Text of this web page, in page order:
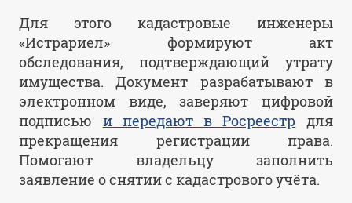
Для этого кадастровые инженеры
«Истрариел» формируют акт
обследования, подтверждающий утрату
имущества. Документ разрабатывают в
электронном виде, заверяют цифровой
подписью и передают в Росреестр для
прекращения регистрации права.
Помогают владельцу заполнить
заявление о снятии с кадастрового учёта.